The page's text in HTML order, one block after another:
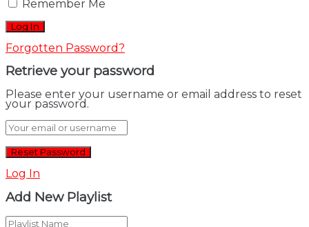
Remember Me
Forgotten Password?
Retrieve your password
Please enter your username or email address to reset
your password.
Log In
Add New Playlist